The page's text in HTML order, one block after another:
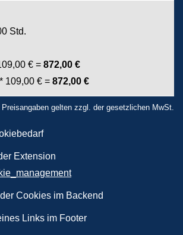
Std.
€ = 872,00 €
109,00 € = 872,00 €
gelten zzgl. der gesetzlichen MwSt.
Extension
Cookies im Backend
Links im Footer